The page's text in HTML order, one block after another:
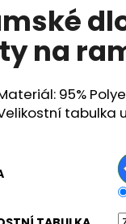
na
95%
tabulka